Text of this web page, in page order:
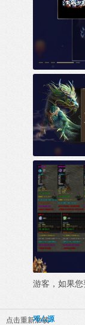
游客，如果
点击重新加载
邓厶源